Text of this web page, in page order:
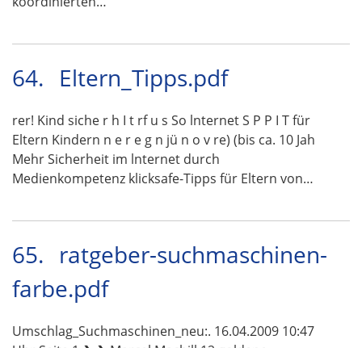
64. Eltern_Tipps.pdf
rer! Kind siche r h I t rf u s So lnternet S P P I T für
Eltern Kindern n e r e g n jü n o v re) (bis ca. 10 Jah
Mehr Sicherheit im lnternet durch
Medienkompetenz klicksafe-Tipps für Eltern von…
65. ratgeber-suchmaschinen-
farbe.pdf
Umschlag_Suchmaschinen_neu:. 16.04.2009 10:47